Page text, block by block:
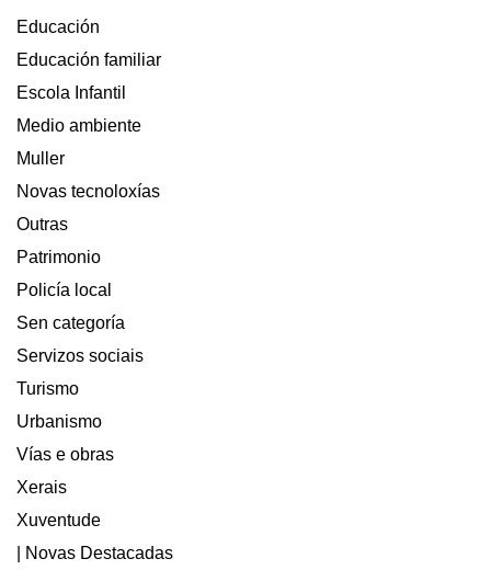
Educación
Educación familiar
Escola Infantil
Medio ambiente
Muller
Novas tecnoloxías
Outras
Patrimonio
Policía local
Sen categoría
Servizos sociais
Turismo
Urbanismo
Vías e obras
Xerais
Xuventude
| Novas Destacadas